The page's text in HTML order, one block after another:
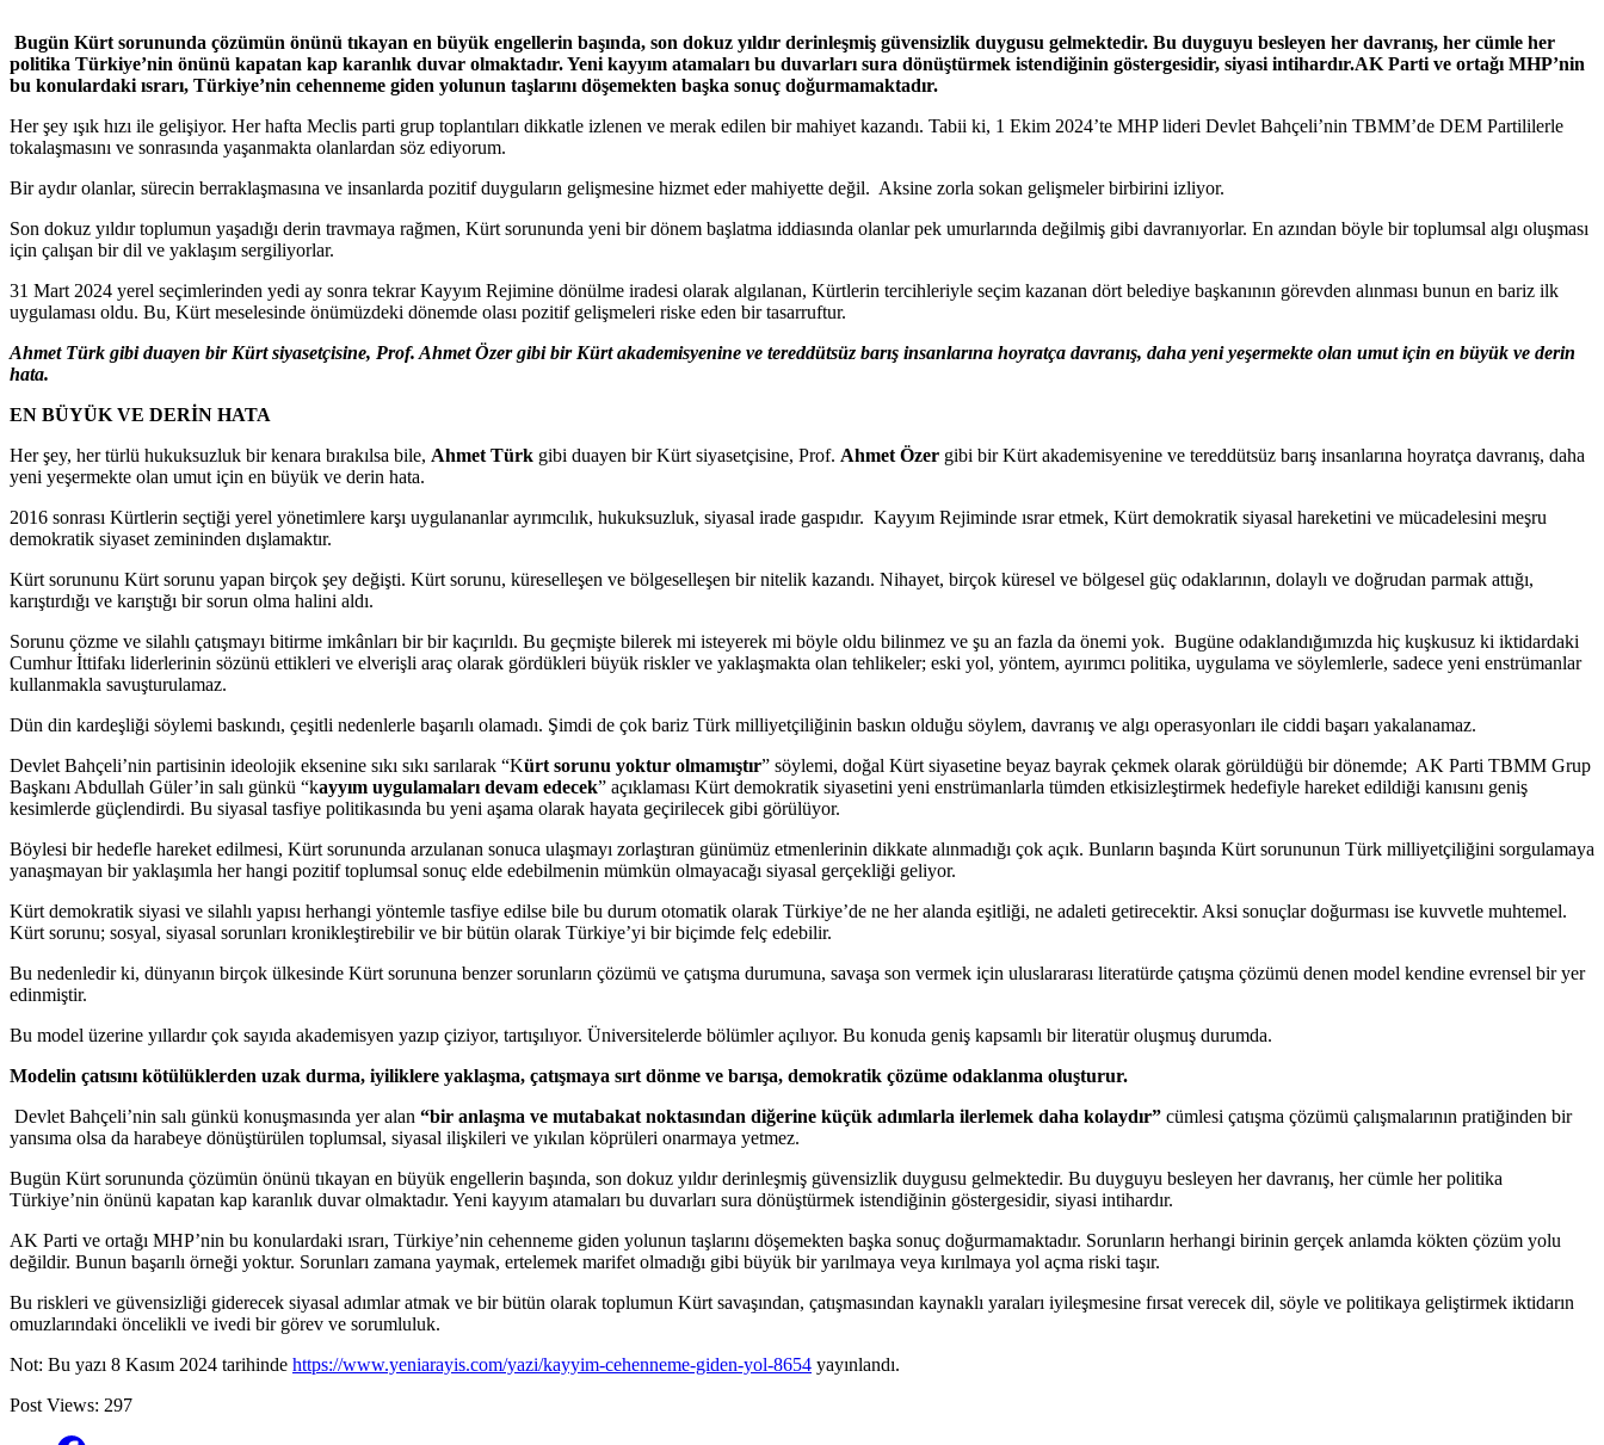
Bugün Kürt sorununda çözümün önünü tıkayan en büyük engellerin başında, son dokuz yıldır derinleşmiş güvensizlik duygusu gelmektedir. Bu duyguyu besleyen her davranış, her cümle her
politika Türkiye’nin önünü kapatan kap karanlık duvar olmaktadır. Yeni kayyım atamaları bu duvarları sura dönüştürmek istendiğinin göstergesidir, siyasi intihardır.AK Parti ve ortağı MHP’nin
bu konulardaki ısrarı, Türkiye’nin cehenneme giden yolunun taşlarını döşemekten başka sonuç doğurmamaktadır.
Her şey ışık hızı ile gelişiyor. Her hafta Meclis parti grup toplantıları dikkatle izlenen ve merak edilen bir mahiyet kazandı. Tabii ki, 1 Ekim 2024’te MHP lideri Devlet Bahçeli’nin TBMM’de DEM Partililerle
tokalaşmasını ve sonrasında yaşanmakta olanlardan söz ediyorum.
Bir aydır olanlar, sürecin berraklaşmasına ve insanlarda pozitif duyguların gelişmesine hizmet eder mahiyette değil. Aksine zorla sokan gelişmeler birbirini izliyor.
Son dokuz yıldır toplumun yaşadığı derin travmaya rağmen, Kürt sorununda yeni bir dönem başlatma iddiasında olanlar pek umurlarında değilmiş gibi davranıyorlar. En azından böyle bir toplumsal algı oluşması
için çalışan bir dil ve yaklaşım sergiliyorlar.
31 Mart 2024 yerel seçimlerinden yedi ay sonra tekrar Kayyım Rejimine dönülme iradesi olarak algılanan, Kürtlerin tercihleriyle seçim kazanan dört belediye başkanının görevden alınması bunun en bariz ilk
uygulaması oldu. Bu, Kürt meselesinde önümüzdeki dönemde olası pozitif gelişmeleri riske eden bir tasarruftur.
Ahmet Türk gibi duayen bir Kürt siyasetçisine, Prof. Ahmet Özer gibi bir Kürt akademisyenine ve tereddütsüz barış insanlarına hoyratça davranış, daha yeni yeşermekte olan umut için en büyük ve derin
hata.
EN BÜYÜK VE DERİN HATA
Her şey, her türlü hukuksuzluk bir kenara bırakılsa bile, Ahmet Türk gibi duayen bir Kürt siyasetçisine, Prof. Ahmet Özer gibi bir Kürt akademisyenine ve tereddütsüz barış insanlarına hoyratça davranış, daha
yeni yeşermekte olan umut için en büyük ve derin hata.
2016 sonrası Kürtlerin seçtiği yerel yönetimlere karşı uygulananlar ayrımcılık, hukuksuzluk, siyasal irade gaspıdır. Kayyım Rejiminde ısrar etmek, Kürt demokratik siyasal hareketini ve mücadelesini meşru
demokratik siyaset zemininden dışlamaktır.
Kürt sorununu Kürt sorunu yapan birçok şey değişti. Kürt sorunu, küreselleşen ve bölgeselleşen bir nitelik kazandı. Nihayet, birçok küresel ve bölgesel güç odaklarının, dolaylı ve doğrudan parmak attığı,
karıştırdığı ve karıştığı bir sorun olma halini aldı.
Sorunu çözme ve silahlı çatışmayı bitirme imkânları bir bir kaçırıldı. Bu geçmişte bilerek mi isteyerek mi böyle oldu bilinmez ve şu an fazla da önemi yok. Bugüne odaklandığımızda hiç kuşkusuz ki iktidardaki
Cumhur İttifakı liderlerinin sözünü ettikleri ve elverişli araç olarak gördükleri büyük riskler ve yaklaşmakta olan tehlikeler; eski yol, yöntem, ayırımcı politika, uygulama ve söylemlerle, sadece yeni enstrümanlar
kullanmakla savuşturulamaz.
Dün din kardeşliği söylemi baskındı, çeşitli nedenlerle başarılı olamadı. Şimdi de çok bariz Türk milliyetçiliğinin baskın olduğu söylem, davranış ve algı operasyonları ile ciddi başarı yakalanamaz.
Devlet Bahçeli’nin partisinin ideolojik eksenine sıkı sıkı sarılarak “Kürt sorunu yoktur olmamıştır” söylemi, doğal Kürt siyasetine beyaz bayrak çekmek olarak görüldüğü bir dönemde; AK Parti TBMM Grup
Başkanı Abdullah Güler’in salı günkü “kayyım uygulamaları devam edecek” açıklaması Kürt demokratik siyasetini yeni enstrümanlarla tümden etkisizleştirmek hedefiyle hareket edildiği kanısını geniş
kesimlerde güçlendirdi. Bu siyasal tasfiye politikasında bu yeni aşama olarak hayata geçirilecek gibi görülüyor.
Böylesi bir hedefle hareket edilmesi, Kürt sorununda arzulanan sonuca ulaşmayı zorlaştıran günümüz etmenlerinin dikkate alınmadığı çok açık. Bunların başında Kürt sorununun Türk milliyetçiliğini sorgulamaya
yanaşmayan bir yaklaşımla her hangi pozitif toplumsal sonuç elde edebilmenin mümkün olmayacağı siyasal gerçekliği geliyor.
Kürt demokratik siyasi ve silahlı yapısı herhangi yöntemle tasfiye edilse bile bu durum otomatik olarak Türkiye’de ne her alanda eşitliği, ne adaleti getirecektir. Aksi sonuçlar doğurması ise kuvvetle muhtemel.
Kürt sorunu; sosyal, siyasal sorunları kronikleştirebilir ve bir bütün olarak Türkiye’yi bir biçimde felç edebilir.
Bu nedenledir ki, dünyanın birçok ülkesinde Kürt sorununa benzer sorunların çözümü ve çatışma durumuna, savaşa son vermek için uluslararası literatürde çatışma çözümü denen model kendine evrensel bir yer
edinmiştir.
Bu model üzerine yıllardır çok sayıda akademisyen yazıp çiziyor, tartışılıyor. Üniversitelerde bölümler açılıyor. Bu konuda geniş kapsamlı bir literatür oluşmuş durumda.
Modelin çatısını kötülüklerden uzak durma, iyiliklere yaklaşma, çatışmaya sırt dönme ve barışa, demokratik çözüme odaklanma oluşturur.
Devlet Bahçeli’nin salı günkü konuşmasında yer alan “bir anlaşma ve mutabakat noktasından diğerine küçük adımlarla ilerlemek daha kolaydır” cümlesi çatışma çözümü çalışmalarının pratiğinden bir
yansıma olsa da harabeye dönüştürülen toplumsal, siyasal ilişkileri ve yıkılan köprüleri onarmaya yetmez.
Bugün Kürt sorununda çözümün önünü tıkayan en büyük engellerin başında, son dokuz yıldır derinleşmiş güvensizlik duygusu gelmektedir. Bu duyguyu besleyen her davranış, her cümle her politika
Türkiye’nin önünü kapatan kap karanlık duvar olmaktadır. Yeni kayyım atamaları bu duvarları sura dönüştürmek istendiğinin göstergesidir, siyasi intihardır.
AK Parti ve ortağı MHP’nin bu konulardaki ısrarı, Türkiye’nin cehenneme giden yolunun taşlarını döşemekten başka sonuç doğurmamaktadır. Sorunların herhangi birinin gerçek anlamda kökten çözüm yolu
değildir. Bunun başarılı örneği yoktur. Sorunları zamana yaymak, ertelemek marifet olmadığı gibi büyük bir yarılmaya veya kırılmaya yol açma riski taşır.
Bu riskleri ve güvensizliği giderecek siyasal adımlar atmak ve bir bütün olarak toplumun Kürt savaşından, çatışmasından kaynaklı yaraları iyileşmesine fırsat verecek dil, söyle ve politikaya geliştirmek iktidarın
omuzlarındaki öncelikli ve ivedi bir görev ve sorumluluk.
Not: Bu yazı 8 Kasım 2024 tarihinde https://www.yeniarayis.com/yazi/kayyim-cehenneme-giden-yol-8654 yayınlandı.
Post Views: 297